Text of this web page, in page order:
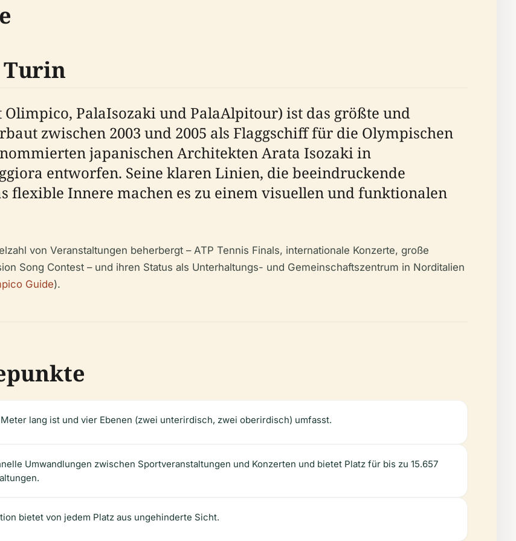
Turin
PalaIsozaki und PalaAlpitour) ist das größte und
zwischen 2003 und 2005 als Flaggschiff für die Olympischen
japanischen Architekten Arata Isozaki in
entworfen. Seine klaren Linien, die beeindruckende
flexible Innere machen es zu einem visuellen und funktionalen
von Veranstaltungen beherbergt – ATP Tennis Finals, internationale Konzerte, große
Song Contest – und ihren Status als Unterhaltungs- und Gemeinschaftszentrum in Norditalien
Guide).
lang ist und vier Ebenen (zwei unterirdisch, zwei oberirdisch) umfasst.
Umwandlungen zwischen Sportveranstaltungen und Konzerten und bietet Platz für bis zu 15.657
bietet von jedem Platz aus ungehinderte Sicht.